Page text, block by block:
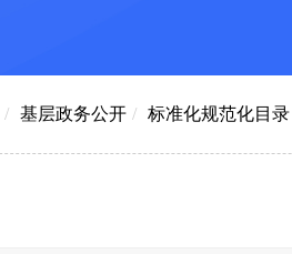
/ 基层政务公开 / 标准化规范化目录